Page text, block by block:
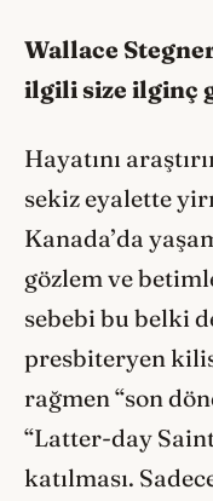
Wallace
ilgili size ilginç
Hayatını
sekiz eyalette
Kanada’da
gözlem ve
sebebi bu belki
presbiteryen
rağmen “son
“Latter-day
katılması.